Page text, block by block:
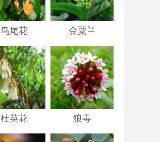
鸟尾花 金粟兰
杜英花 狼毒